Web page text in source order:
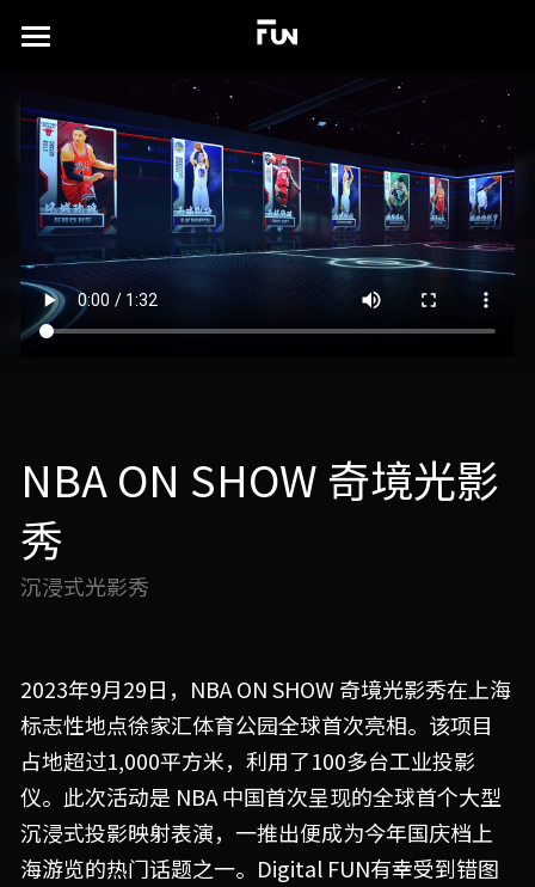
关于
案例展示
所有作品集
沉浸式展厅
视觉特效设计
实验场
TD书籍
简体中文
NBA ON SHOW 奇境光影
秀
沉浸式光影秀
2023年9月29日，NBA ON SHOW 奇境光影秀在上海
标志性地点徐家汇体育公园全球首次亮相。该项目
占地超过1,000平方米，利用了100多台工业投影
仪。此次活动是 NBA 中国首次呈现的全球首个大型
沉浸式投影映射表演，一推出便成为今年国庆档上
海游览的热门话题之一。Digital FUN有幸受到错图
商品分类
所有商品分类